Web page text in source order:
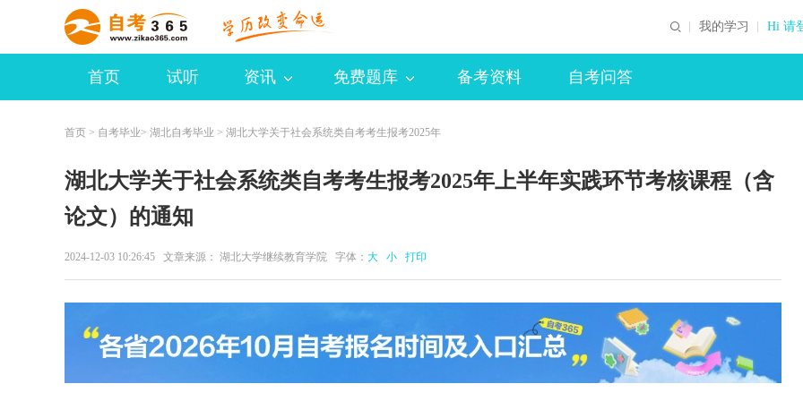
我的学习 Hi 请
首页 试听 资讯 免费题库 备考资料 自考问答
首页 > 自考毕业> 湖北自考毕业 > 湖北大学关于社会系统类自考考生报考2025年
湖北大学关于社会系统类自考考生报考2025年上半年实践环节考核课程（含
论文）的通知
2024-12-03 10:26:45 文章来源： 湖北大学继续教育学院 字体： 大 小 打印